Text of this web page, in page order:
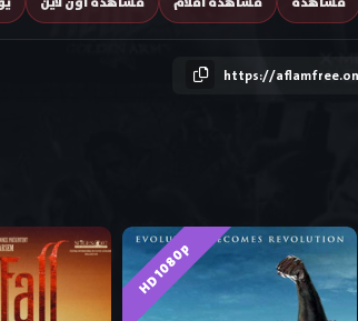
https://
HD 1080p